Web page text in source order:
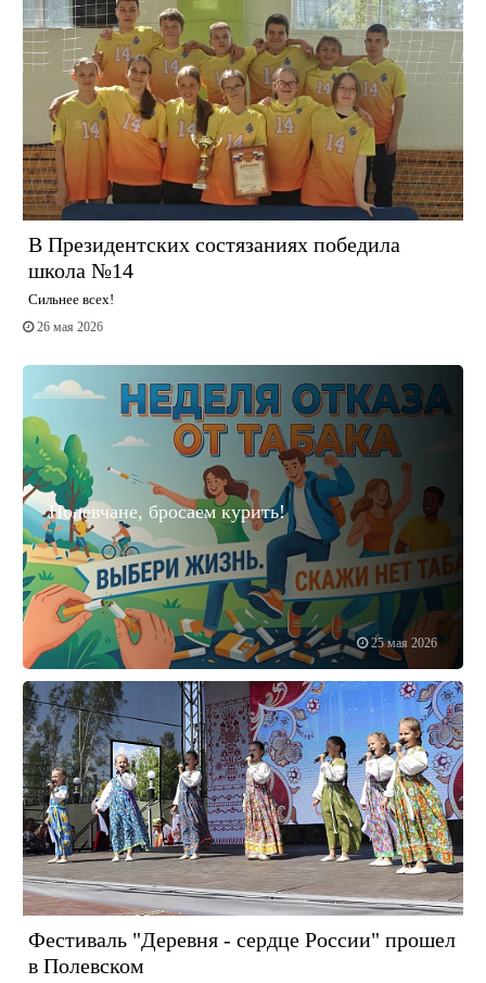
В Президентских состязаниях победила
школа №14
Сильнее всех!
26 мая 2026
25 мая 2026
Полевчане, бросаем курить!
Фестиваль "Деревня - сердце России" прошел
в Полевском